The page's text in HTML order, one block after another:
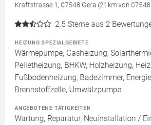
Kraftstrasse 1, 07548 Gera (21km von
2.5 Sterne aus 2
HEIZUNG SPEZIALGEBIETE
Wärmepumpe, Gasheizung,
Pelletheizung, BHKW, Holzheizung,
Fußbodenheizung, Badezimmer,
Brennstoffzelle, Umwälzpumpe
ANGEBOTENE TÄTIGKEITEN
Wartung, Reparatur, Neuinstallation /